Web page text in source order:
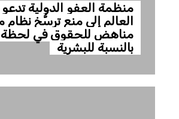
منظمة العفو الدولية
العالم إلى منع ترسُّخ
مناهض للحقوق في
بالنسبة للبشرية